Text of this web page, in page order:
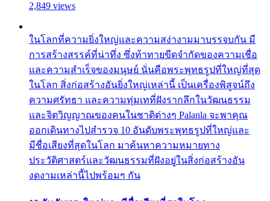
2,849 views
ในโลกที่ความยิ่งใหญ่และความสง่างามมาบรรจบกัน มี
การสร้างสรรค์ที่น่าทึ่ง ซึ่งท้าทายขีดจำกัดของความเชื่อ
และความสำเร็จของมนุษย์ นั่นคือพระพุทธรูปที่ใหญ่ที่สุด
ในโลก สิ่งก่อสร้างอันยิ่งใหญ่เหล่านี้ เป็นเครื่องพิสูจน์ถึง
ความศรัทธา และความทุ่มเทที่ฝังรากลึกในวัฒนธรรม
และจิตวิญญาณของคนในชาติต่างๆ Palanla จะพาคุณ
ออกเดินทางไปสำรวจ 10 อันดับพระพุทธรูปที่ใหญ่และ
มีชื่อเสียงที่สุดในโลก มาค้นหาความหมายทาง
ประวัติศาสตร์และวัฒนธรรมที่ฝังอยู่ในสิ่งก่อสร้างอัน
งดงามเหล่านี้ไปพร้อมๆ กัน